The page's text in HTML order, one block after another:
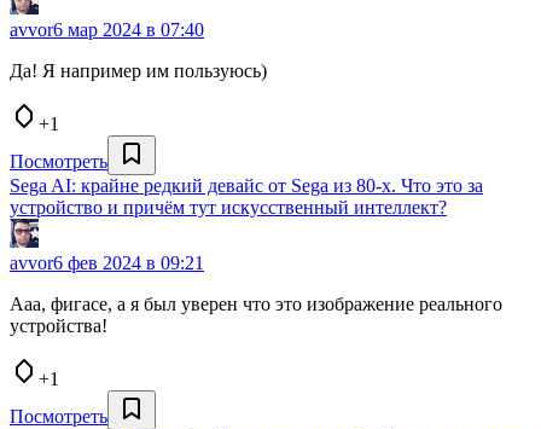
avvor6 мар 2024 в 07:40
Да! Я например им пользуюсь)
+1
Посмотреть
Sega AI: крайне редкий девайс от Sega из 80-х. Что это за
устройство и причём тут искусственный интеллект?
avvor6 фев 2024 в 09:21
Ааа, фигасе, а я был уверен что это изображение реального
устройства!
+1
Посмотреть